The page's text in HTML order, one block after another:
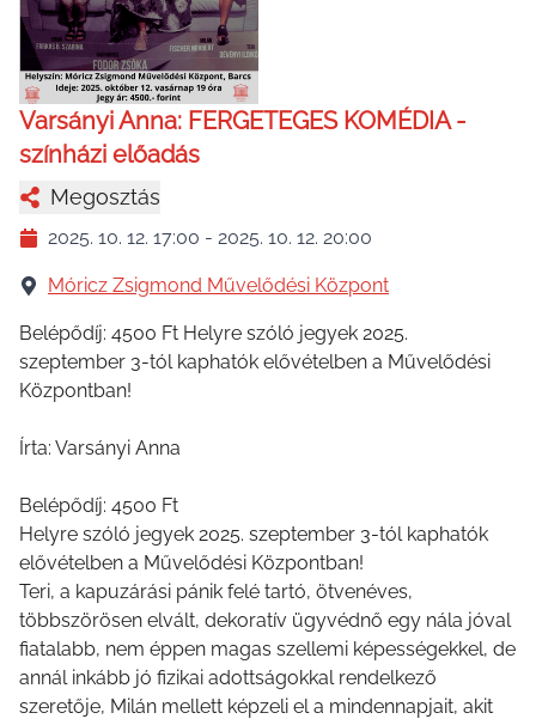
Varsányi Anna: FERGETEGES KOMÉDIA -
színházi előadás
Megosztás
2025. 10. 12. 17:00 - 2025. 10. 12. 20:00
Móricz Zsigmond Művelődési Központ
Belépődíj: 4500 Ft Helyre szóló jegyek 2025.
szeptember 3-tól kaphatók elővételben a Művelődési
Központban!
Írta: Varsányi Anna
Belépődíj: 4500 Ft
Helyre szóló jegyek 2025. szeptember 3-tól kaphatók
elővételben a Művelődési Központban!
Teri, a kapuzárási pánik felé tartó, ötvenéves,
többszörösen elvált, dekoratív ügyvédnő egy nála jóval
fiatalabb, nem éppen magas szellemi képességekkel, de
annál inkább jó fizikai adottságokkal rendelkező
szeretője, Milán mellett képzeli el a mindennapjait, akit